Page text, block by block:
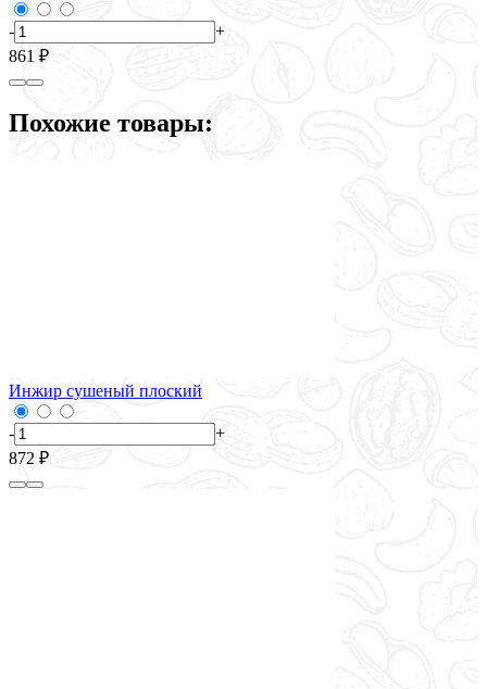
-
+
861 ₽
Похожие товары:
Инжир сушеный плоский
-
+
872 ₽